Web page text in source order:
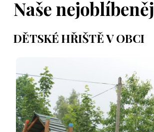
Naše
DĚTSKÉ HŘIŠTĚ V OBCI